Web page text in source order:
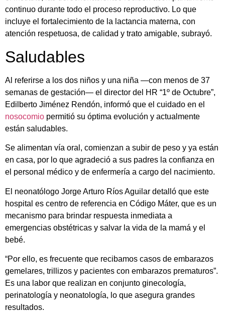
continuo durante todo el proceso reproductivo. Lo que
incluye el fortalecimiento de la lactancia materna, con
atención respetuosa, de calidad y trato amigable, subrayó.
Saludables
Al referirse a los dos niños y una niña —con menos de 37
semanas de gestación— el director del HR “1º de Octubre”,
Edilberto Jiménez Rendón, informó que el cuidado en el
nosocomio permitió su óptima evolución y actualmente
están saludables.
Se alimentan vía oral, comienzan a subir de peso y ya están
en casa, por lo que agradeció a sus padres la confianza en
el personal médico y de enfermería a cargo del nacimiento.
El neonatólogo Jorge Arturo Ríos Aguilar detalló que este
hospital es centro de referencia en Código Máter, que es un
mecanismo para brindar respuesta inmediata a
emergencias obstétricas y salvar la vida de la mamá y el
bebé.
“Por ello, es frecuente que recibamos casos de embarazos
gemelares, trillizos y pacientes con embarazos prematuros”.
Es una labor que realizan en conjunto ginecología,
perinatología y neonatología, lo que asegura grandes
resultados.